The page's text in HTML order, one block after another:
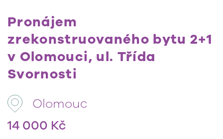
Pronájem
zrekonstruovaného bytu 2+1
v Olomouci, ul. Třída
Svornosti
Olomouc
14 000 Kč